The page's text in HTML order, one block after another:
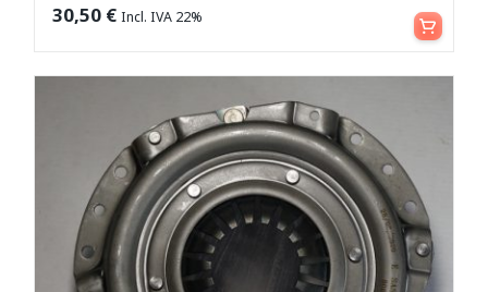
30,50 € Incl. IVA 22% Aggiungi al carrello